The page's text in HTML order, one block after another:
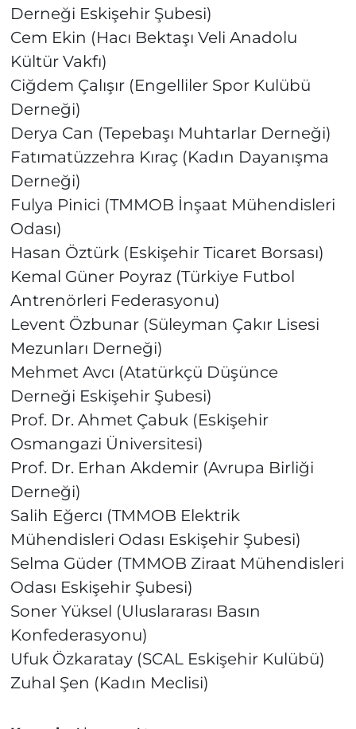
Derneği Eskişehir Şubesi)
Cem Ekin (Hacı Bektaşı Veli Anadolu
Kültür Vakfı)
Ciğdem Çalışır (Engelliler Spor Kulübü
Derneği)
Derya Can (Tepebaşı Muhtarlar Derneği)
Fatımatüzzehra Kıraç (Kadın Dayanışma
Derneği)
Fulya Pinici (TMMOB İnşaat Mühendisleri
Odası)
Hasan Öztürk (Eskişehir Ticaret Borsası)
Kemal Güner Poyraz (Türkiye Futbol
Antrenörleri Federasyonu)
Levent Özbunar (Süleyman Çakır Lisesi
Mezunları Derneği)
Mehmet Avcı (Atatürkçü Düşünce
Derneği Eskişehir Şubesi)
Prof. Dr. Ahmet Çabuk (Eskişehir
Osmangazi Üniversitesi)
Prof. Dr. Erhan Akdemir (Avrupa Birliği
Derneği)
Salih Eğercı (TMMOB Elektrik
Mühendisleri Odası Eskişehir Şubesi)
Selma Güder (TMMOB Ziraat Mühendisleri
Odası Eskişehir Şubesi)
Soner Yüksel (Uluslararası Basın
Konfederasyonu)
Ufuk Özkaratay (SCAL Eskişehir Kulübü)
Zuhal Şen (Kadın Meclisi)